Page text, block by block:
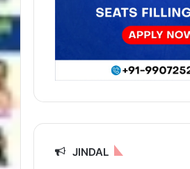
JINDAL